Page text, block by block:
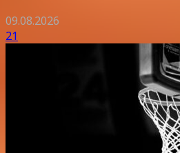
09.08.2026
21